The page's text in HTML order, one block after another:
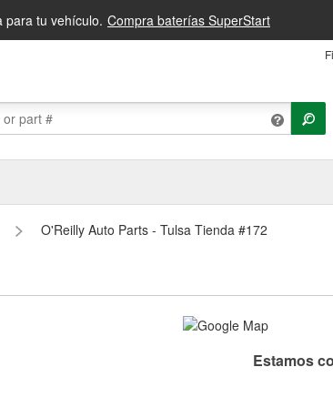
para tu vehículo. Compra baterías SuperStart
O'Reilly Auto Parts - Tulsa Tienda #172
Estamos